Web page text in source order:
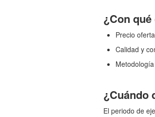
¿Con
Precio
Calidad y
¿Cuándo
El periodo de